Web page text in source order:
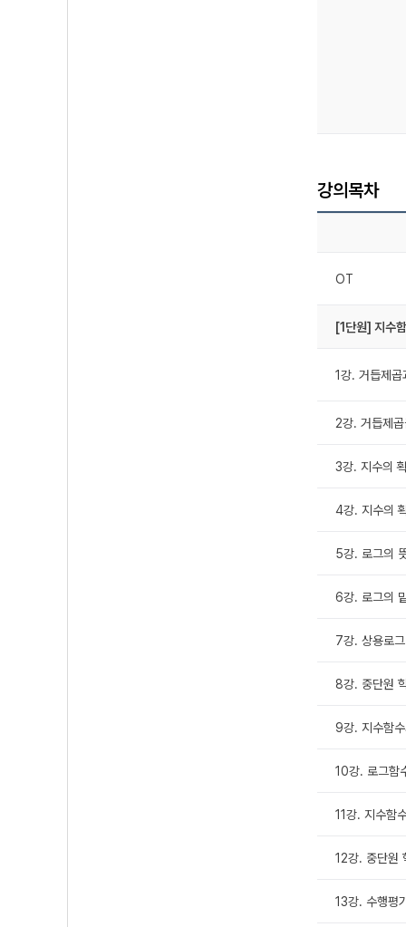
강의목차
OT
[1단원] 지수
1강. 거듭제
2강. 거듭제
3강. 지수의
4강. 지수의
5강. 로그의
6강. 로그의
7강. 상용로그
8강. 중단원
9강. 지수함
10강. 로그함
11강. 지수함
12강. 중단원
13강. 수행평